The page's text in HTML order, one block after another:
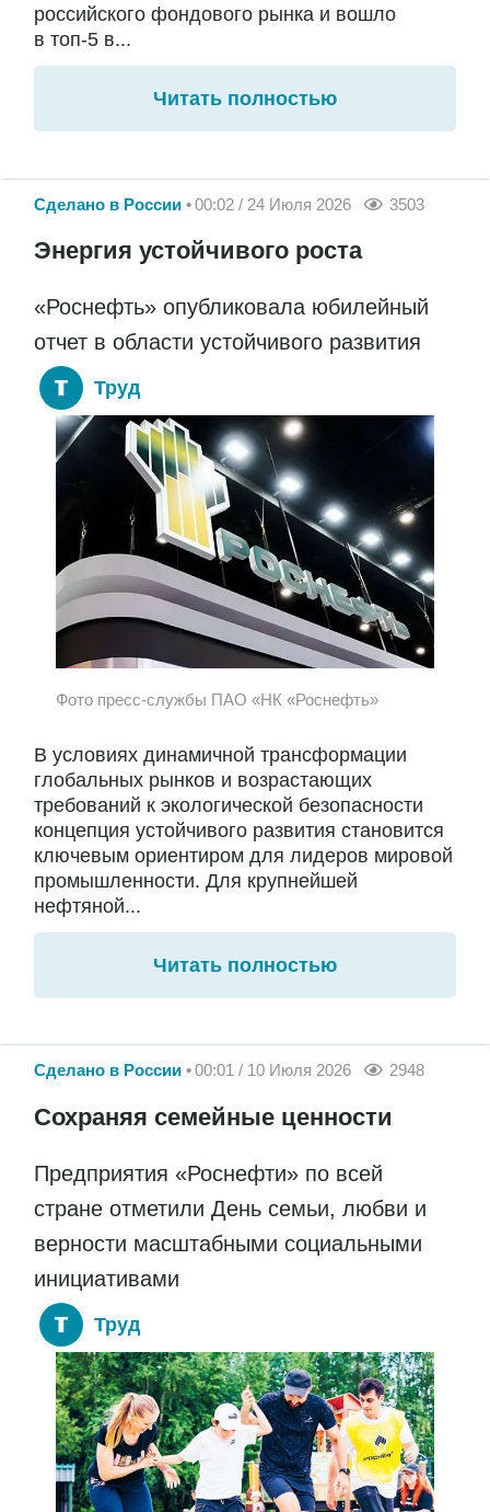
российского фондового рынка и вошло
в топ-5 в...
Читать полностью
Сделано в России 00:02 / 24 Июля 2026 3503
Энергия устойчивого роста
«Роснефть» опубликовала юбилейный
отчет в области устойчивого развития
Труд
Фото пресс-службы ПАО «НК «Роснефть»
В условиях динамичной трансформации
глобальных рынков и возрастающих
требований к экологической безопасности
концепция устойчивого развития становится
ключевым ориентиром для лидеров мировой
промышленности. Для крупнейшей
нефтяной...
Читать полностью
Сделано в России 00:01 / 10 Июля 2026 2948
Сохраняя семейные ценности
Предприятия «Роснефти» по всей
стране отметили День семьи, любви и
верности масштабными социальными
инициативами
Труд